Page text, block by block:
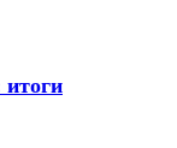
итоги